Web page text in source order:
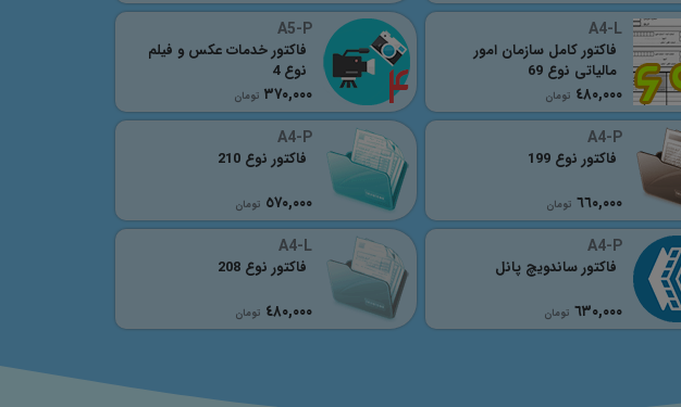
A4-L
٤٨٠,٠٠٠ تومان
فاکتور کامل سازمان امور
مالیاتی نوع 69
A5-P
٣٧٠,٠٠٠ تومان
فاکتور خدمات عکس و فیلم
نوع 4
A4-P
٦٦٠,٠٠٠ تومان
فاکتور نوع 199
A4-P
٥٧٠,٠٠٠ تومان
فاکتور نوع 210
A4-P
٦٣٠,٠٠٠ تومان
فاکتور ساندویچ پانل
A4-L
٤٨٠,٠٠٠ تومان
فاکتور نوع 208